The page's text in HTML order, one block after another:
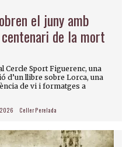
el juny amb
de la mort
Cercle Sport Figuerenc, una
d’un llibre sobre Lorca, una
de vi i formatges a
Celler Perelada